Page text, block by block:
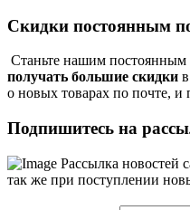
Скидки постоянным
Станьте нашим постоянным
получать большие скидки
о новых товарах по почте, и
Подпишитесь на
Рассылка новостей
так же при поступлении